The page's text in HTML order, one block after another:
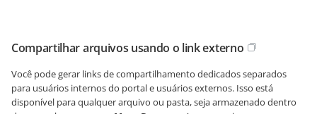
Compartilhar arquivos usando o link externo
Você pode gerar links de compartilhamento dedicados separados
para usuários internos do portal e usuários externos. Isso está
disponível para qualquer arquivo ou pasta, seja armazenado dentro